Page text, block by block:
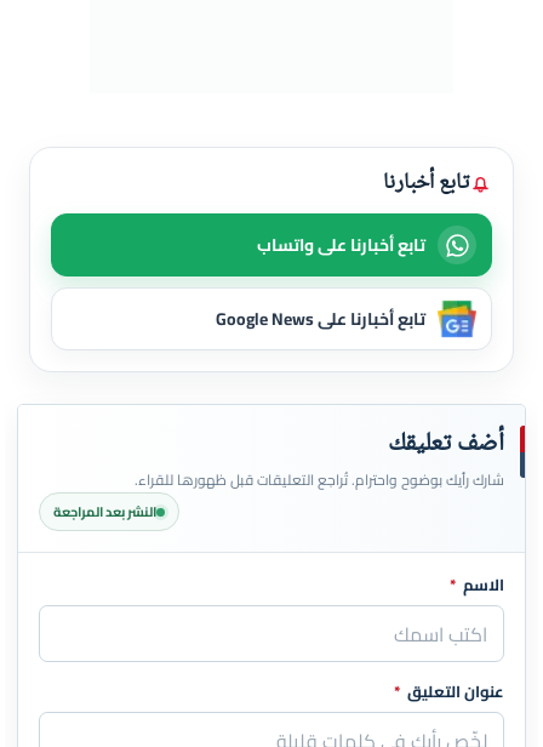
تابع أخبارنا
تابع أخبارنا على واتساب
تابع أخبارنا على Google News
أضف تعليقك
شارك رأيك بوضوح واحترام. تُراجع التعليقات قبل ظهورها للقراء.
النشر بعد المراجعة
اترك هذا الحقل فارغاً
الاسم *
عنوان التعليق *